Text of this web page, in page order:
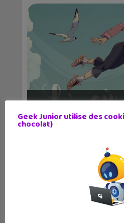
vent, un be...
Geek Junior utilise des
chocolat)